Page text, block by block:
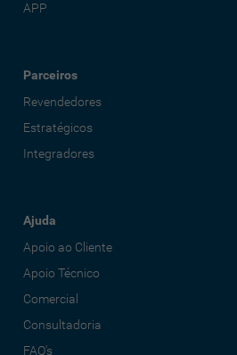
APP
Parceiros
Revendedores
Estratégicos
Integradores
Ajuda
Apoio ao Cliente
Apoio Técnico
Comercial
Consultadoria
FAQ's